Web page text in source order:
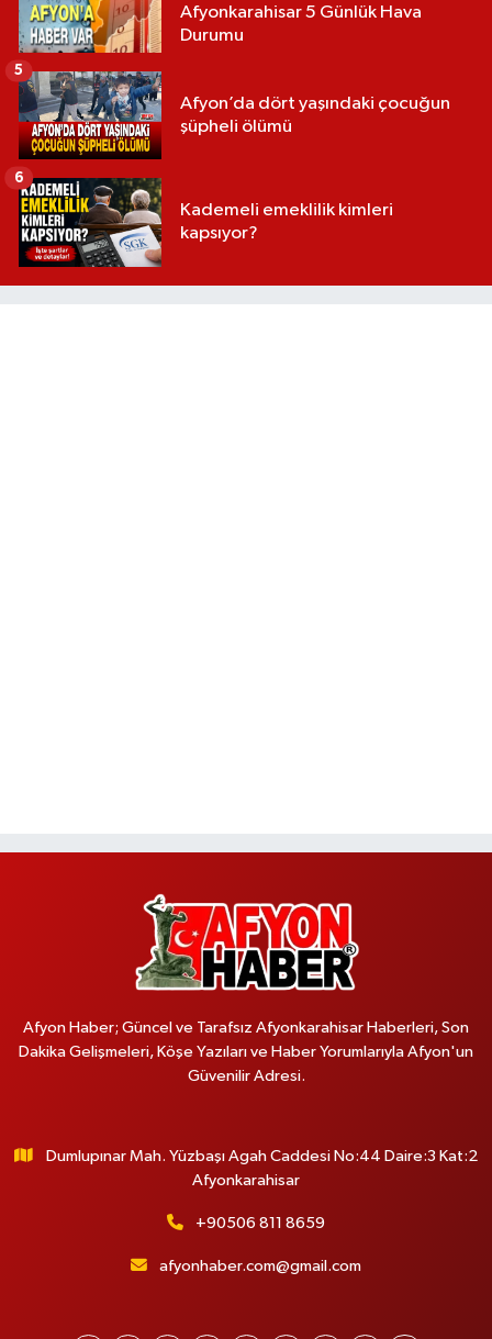
Afyonkarahisar 5 Günlük Hava
Durumu
Afyon’da dört yaşındaki çocuğun
şüpheli ölümü
5
Kademeli emeklilik kimleri
kapsıyor?
6
Afyon Haber; Güncel ve Tarafsız Afyonkarahisar Haberleri, Son
Dakika Gelişmeleri, Köşe Yazıları ve Haber Yorumlarıyla Afyon'un
Güvenilir Adresi.
Dumlupınar Mah. Yüzbaşı Agah Caddesi No:44 Daire:3 Kat:2
Afyonkarahisar
+90506 811 8659
afyonhaber.com@gmail.com